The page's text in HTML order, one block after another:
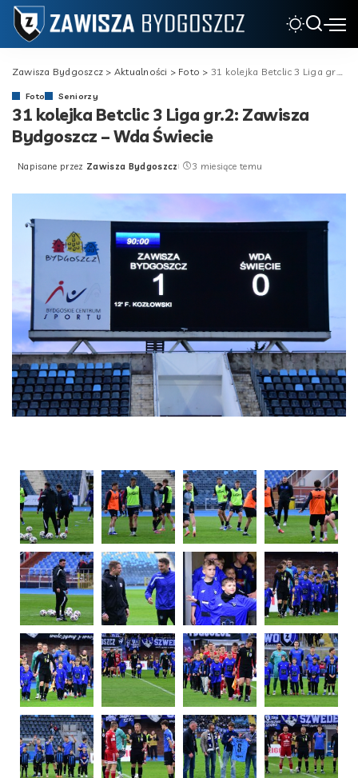
Zawisza Bydgoszcz > Aktualności > Foto > 31 kolejka Betclic 3 Liga gr.2: Zawisza Bydgoszcz – Wda Świecie
Foto Seniorzy
31 kolejka Betclic 3 Liga gr.2: Zawisza
Bydgoszcz – Wda Świecie
Napisane przez Zawisza Bydgoszcz 3 miesiące temu